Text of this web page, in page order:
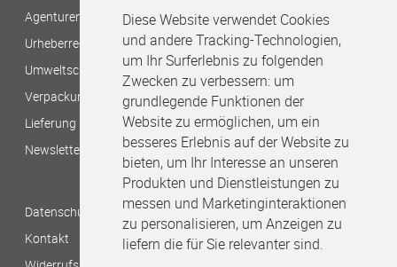
Diese Website verwendet Cookies
und andere Tracking-Technologien,
um Ihr Surferlebnis zu folgenden
Zwecken zu verbessern: um
grundlegende Funktionen der
Website zu ermöglichen, um ein
besseres Erlebnis auf der Website zu
bieten, um Ihr Interesse an unseren
Produkten und Dienstleistungen zu
messen und Marketinginteraktionen
zu personalisieren, um Anzeigen zu
liefern die für Sie relevanter sind.
Agenturen/Druckereien
Urheberrecht/Bildnachweis
Umweltschutz bei B&M
Verpackungshinweise
Lieferung per Stadtkurier
Newsletter
Datenschutzbestimmungen
Kontakt